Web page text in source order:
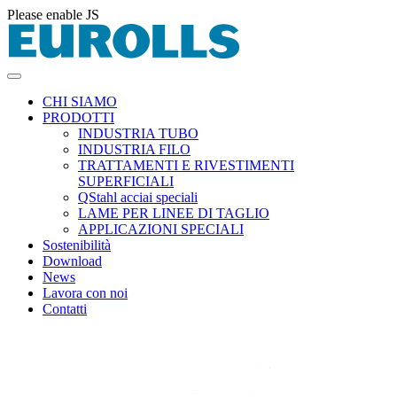
Please enable JS
CHI SIAMO
PRODOTTI
INDUSTRIA TUBO
INDUSTRIA FILO
TRATTAMENTI E RIVESTIMENTI
SUPERFICIALI
QStahl acciai speciali
LAME PER LINEE DI TAGLIO
APPLICAZIONI SPECIALI
Sostenibilità
Download
News
Lavora con noi
Contatti